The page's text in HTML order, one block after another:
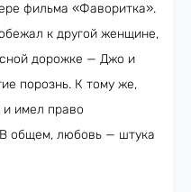
фильма «Фаворитка».
к другой женщине,
дорожке — Джо и
порознь. К тому же,
и имел право
общем, любовь — штука